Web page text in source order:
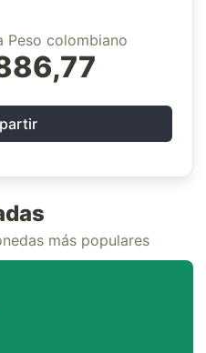
Peso colombiano
más populares